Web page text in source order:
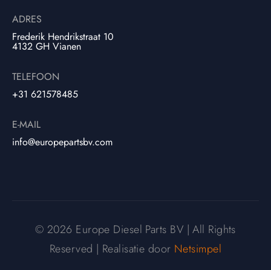
ADRES
Frederik Hendrikstraat 10
4132 GH Vianen
TELEFOON
+31 621578485
E-MAIL
info@europepartsbv.com
© 2026 Europe Diesel Parts BV | All Rights
Reserved | Realisatie door Netsimpel